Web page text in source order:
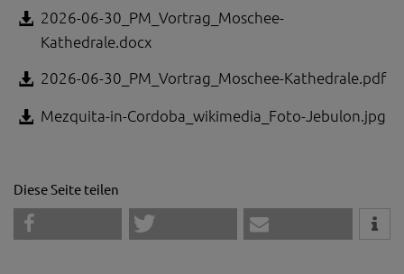
2026-06-30_PM_Vortrag_Moschee-
Kathedrale.docx
2026-06-30_PM_Vortrag_Moschee-Kathedrale.pdf
Mezquita-in-Cordoba_wikimedia_Foto-Jebulon.jpg
Diese Seite teilen